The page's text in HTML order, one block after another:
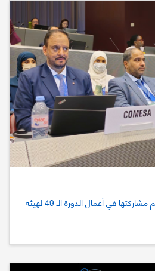
هيئة التقييس الخليجية تختتم مشاركتها في أعمال الدورة الـ 49 لهيئة